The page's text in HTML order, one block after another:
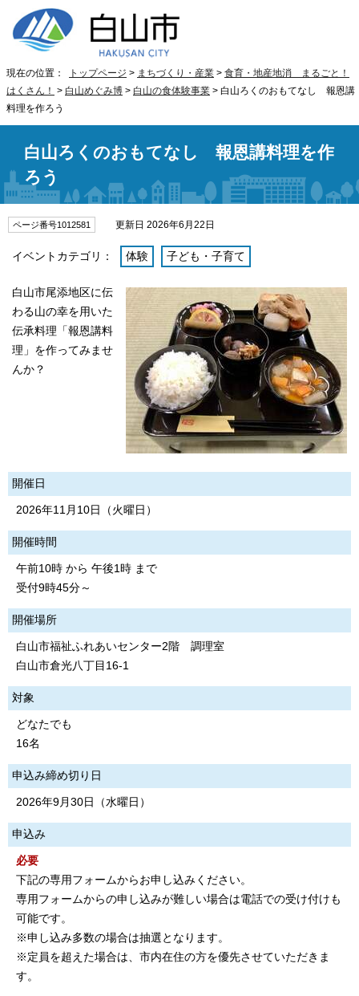
現在の位置： トップページ > まちづくり・産業 > 食育・地産地消 まるごと！
はくさん！ > 白山めぐみ博 > 白山の食体験事業 > 白山ろくのおもてなし 報恩講
料理を作ろう
白山ろくのおもてなし 報恩講料理を作
ろう
ページ番号1012581 更新日 2026年6月22日
イベントカテゴリ： 体験 子ども・子育て
白山市尾添地区に伝
わる山の幸を用いた
伝承料理「報恩講料
理」を作ってみませ
んか？
開催日
2026年11月10日（火曜日）
開催時間
午前10時 から 午後1時 まで
受付9時45分～
開催場所
白山市福祉ふれあいセンター2階 調理室
白山市倉光八丁目16‐1
対象
どなたでも
16名
申込み締め切り日
2026年9月30日（水曜日）
申込み
必要
下記の専用フォームからお申し込みください。
専用フォームからの申し込みが難しい場合は電話での受け付けも
可能です。
※申し込み多数の場合は抽選となります。
※定員を超えた場合は、市内在住の方を優先させていただきま
す。